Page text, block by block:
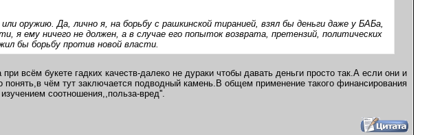
оружию. Да, лично я, на борьбу с рашкинской тиранией, взял бы деньги даже у БАБа,
я ему ничего не должен, а в случае его попыток возврата, претензий, политических
бы борьбу против новой власти.
всём букете гадких качеств-далеко не дураки чтобы давать деньги просто так.А если они и
чём тут заключается подводный камень.В общем применение такого финансирования
соотношения,,польза-вред''.